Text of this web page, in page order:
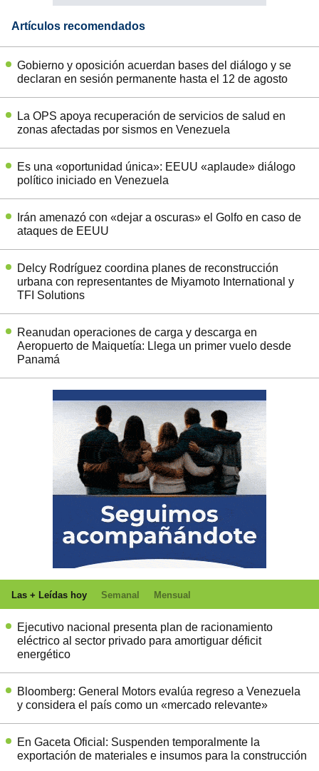
Artículos recomendados
Gobierno y oposición acuerdan bases del diálogo y se
declaran en sesión permanente hasta el 12 de agosto
La OPS apoya recuperación de servicios de salud en
zonas afectadas por sismos en Venezuela
Es una «oportunidad única»: EEUU «aplaude» diálogo
político iniciado en Venezuela
Irán amenazó con «dejar a oscuras» el Golfo en caso de
ataques de EEUU
Delcy Rodríguez coordina planes de reconstrucción
urbana con representantes de Miyamoto International y
TFI Solutions
Reanudan operaciones de carga y descarga en
Aeropuerto de Maiquetía: Llega un primer vuelo desde
Panamá
Las + Leídas hoy Semanal Mensual
Ejecutivo nacional presenta plan de racionamiento
eléctrico al sector privado para amortiguar déficit
energético
Bloomberg: General Motors evalúa regreso a Venezuela
y considera el país como un «mercado relevante»
En Gaceta Oficial: Suspenden temporalmente la
exportación de materiales e insumos para la construcción